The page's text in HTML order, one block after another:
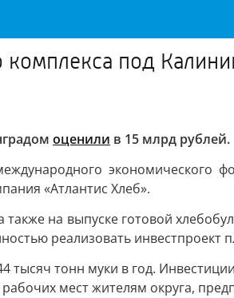
под
оценили в 15 млрд рублей.
экономического
«Атлантис Хлеб».
на выпуске готовой
реализовать инвестпроект
тысяч тонн муки в год.
мест жителям округа,